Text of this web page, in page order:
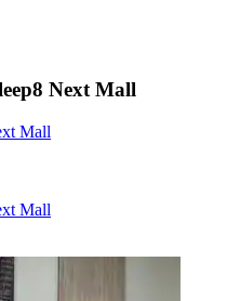
Next Mall
Mall
Mall